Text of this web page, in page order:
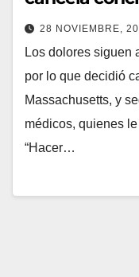
28 NOVIEMBRE,
Los dolores siguen
por lo que decidió
Massachusetts, y
médicos, quienes
“Hacer…